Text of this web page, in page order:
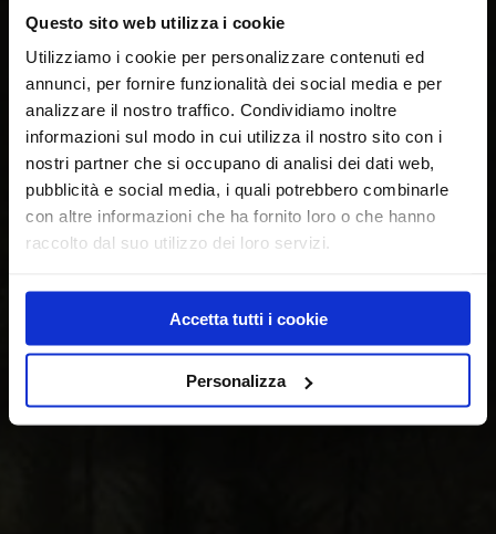
Questo sito web utilizza i cookie
Utilizziamo i cookie per personalizzare contenuti ed
annunci, per fornire funzionalità dei social media e per
analizzare il nostro traffico. Condividiamo inoltre
informazioni sul modo in cui utilizza il nostro sito con i
nostri partner che si occupano di analisi dei dati web,
pubblicità e social media, i quali potrebbero combinarle
con altre informazioni che ha fornito loro o che hanno
raccolto dal suo utilizzo dei loro servizi.
Accetta tutti i cookie
Personalizza